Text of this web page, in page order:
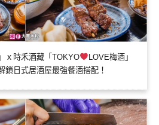
ｘ時禾酒藏「TOKYO
LOVE梅酒」
鎖日式居酒屋最強餐酒搭配！